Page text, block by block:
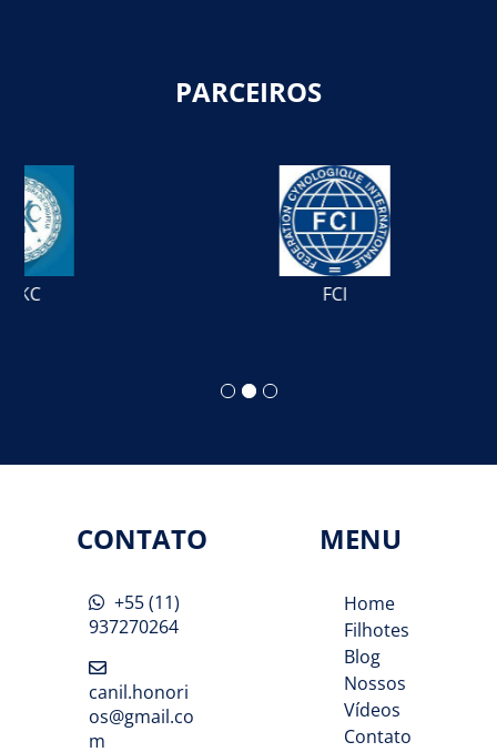
PARCEIROS
CONTATO
+55 (11)
937270264
canil.honori
os@gmail.co
m
MENU
Home
Filhotes
Blog
Nossos
Vídeos
Contato